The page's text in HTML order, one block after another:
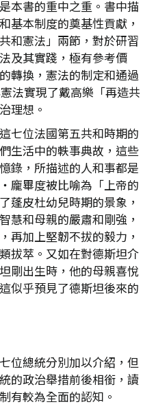
本書的重中之重。書中描
基本制度的奠基性貢獻，
和憲法」兩節，對於研習
及其實踐，極有參考價
轉換，憲法的制定和通過
法實現了戴高樂「再造共
理想。
七位法國第五共和時期的
生活中的軼事典故，這些
錄，所描述的人和事都是
龐畢度被比喻為「上帝的
蓬皮杜幼兒時期的景象，
慧和母親的嚴肅和剛強，
再加上堅韌不拔的毅力，
拔萃。又如在對德斯坦介
剛出生時，他的母親喜悅
似乎預見了德斯坦後來的
位總統分別加以介紹，但
的政治舉措前後相銜，讀
有較為全面的認知。